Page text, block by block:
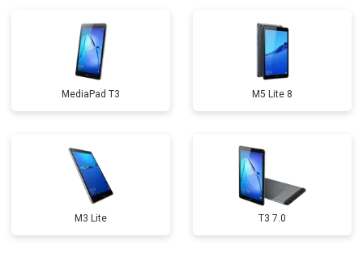
MediaPad T3 M5 Lite 8
M3 Lite T3 7.0